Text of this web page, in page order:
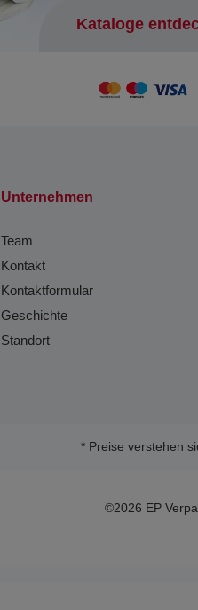
Kataloge
Unternehmen
Team
Kontakt
Kontaktformular
Geschichte
Standort
* Preise verstehen
©2026 EP